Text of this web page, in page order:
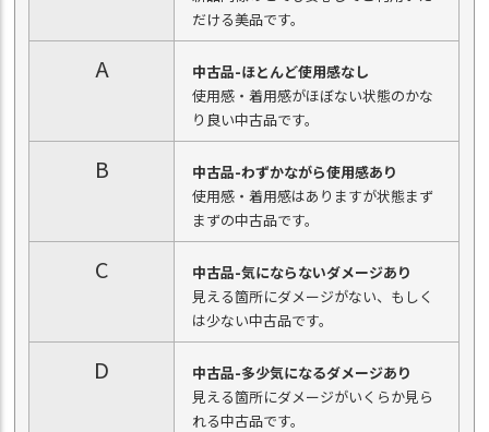
だける美品です。
A
中古品-ほとんど使用感なし
使用感・着用感がほぼない状態のかな
り良い中古品です。
B
中古品-わずかながら使用感あり
使用感・着用感はありますが状態まず
まずの中古品です。
C
中古品-気にならないダメージあり
見える箇所にダメージがない、もしく
は少ない中古品です。
D
中古品-多少気になるダメージあり
見える箇所にダメージがいくらか見ら
れる中古品です。